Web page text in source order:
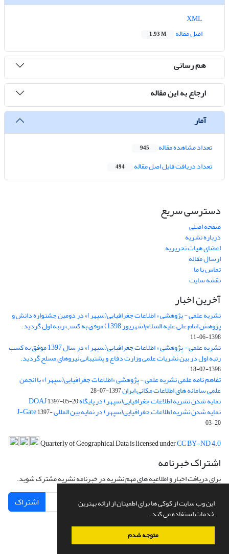
این وب سایت از کوکی ها برای اطمینان از ارائه بهترین
خدمات استفاده می کند.
متوجه شدم
اصل مقاله
1.93 M
هم رسانی
ارجاع به این مقاله
آمار
تعداد مشاهده مقاله 945
تعداد دریافت فایل اصل مقاله 494
دسترسی سریع
صفحه اصلی
درباره نشریه
اعضای هیات تحریریه
ارسال مقاله
تماس با ما
نقشه سایت
آخرین اخبار
نشریه علمی - پژوهشی « اطلاعات جغرافیایی(سپهر)» در دومین جشنواره دانش و
پژوهش امام علی علیه السلام(شهریور 1398) موفق به کسب رتبه اول گردید.
1398-06-11
نشریه علمی - پژوهشی « اطلاعات جغرافیایی(سپهر)» در سال 1397 موفق به کسب
رتبه اول در بین نشریات علمی وزارت دفاع و پشتیبانی نیروهای مسلح گردید.
1398-02-18
تفاهم نامه علمی نشریه علمی - پژوهشی «اطلاعات جغرافیایی(سپهر)» با انجمن
علمی سامانه های اطلاعات مکانی ایران1397-07-28
نمایه شدن نشریه اطلاعات جغرافیایی(سپهر) در پایگاه DOAJ1397-05-20
نمایه شدن نشریه اطلاعات جغرافیایی(سپهر) در نمایه بین المللی J-Gate1397-
03-20
Quarterly of Geographical Data is licensed underCC BY-ND 4.0
اشتراک خبرنامه
برای دریافت اخبار و اطلاعیه های مهم نشریه در خبرنامه نشریه مشترک شوید.
اشتراک
سامانه مدیریت نشریات علمی.طراحی و پیاده سازی ازسیناوب